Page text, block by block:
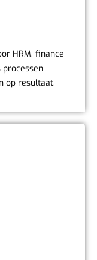
HRM, finance
processen
op resultaat.